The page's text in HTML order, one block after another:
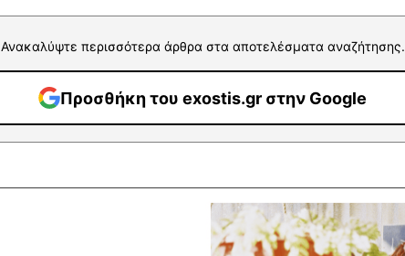
Ανακαλύψτε περισσότερα άρθρα στα αποτελέσματα αναζήτησης.
Προσθήκη του exostis.gr στην Google